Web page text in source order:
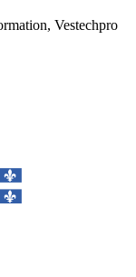
Vestechpro